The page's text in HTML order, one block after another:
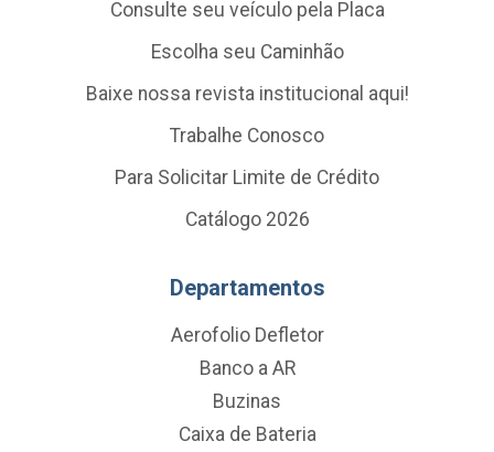
Consulte seu veículo pela Placa
Escolha seu Caminhão
Baixe nossa revista institucional aqui!
Trabalhe Conosco
Para Solicitar Limite de Crédito
Catálogo 2026
Departamentos
Aerofolio Defletor
Banco a AR
Buzinas
Caixa de Bateria